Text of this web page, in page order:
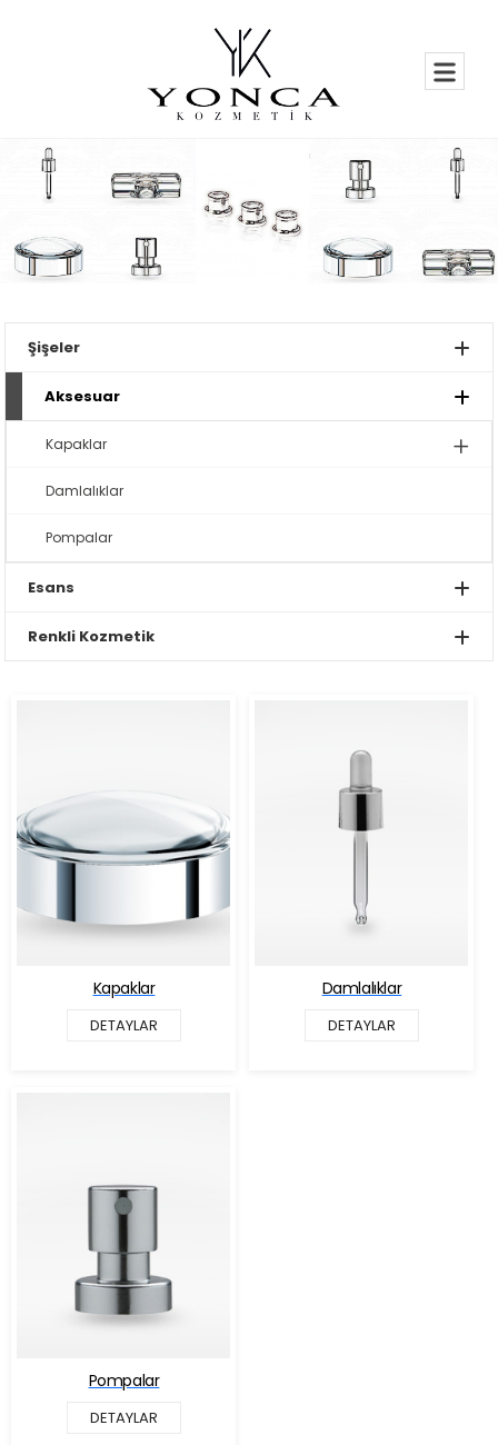
Şişeler
Aksesuar
Kapaklar
Damlalıklar
Pompalar
Esans
Renkli Kozmetik
Kapaklar
DETAYLAR
Damlalıklar
DETAYLAR
Pompalar
DETAYLAR